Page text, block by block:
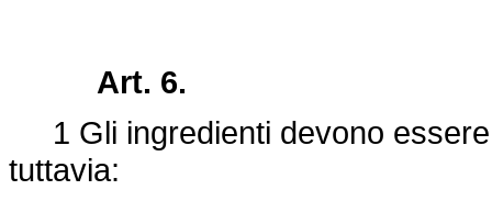
Art. 6.
1 Gli ingredienti devono
tuttavia: